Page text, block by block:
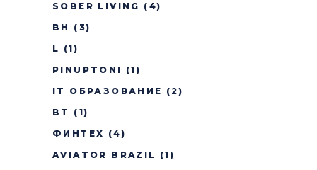
SOBER LIVING (4)
BH
(3)
L (1)
PINUPTONI (1)
IT ОБРАЗОВАНИЕ (2)
BT
(1)
ФИНТЕХ (4)
AVIATOR BRAZIL (1)